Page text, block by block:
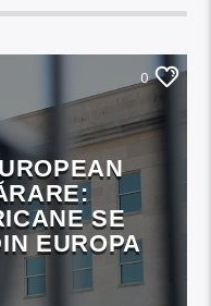
0
SE
EUROPA